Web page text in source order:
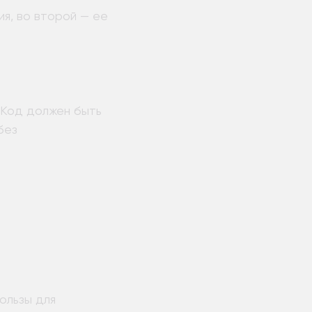
во второй — ее
Код должен быть
для